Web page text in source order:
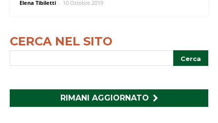
Elena Tibiletti - 10 Ottobre 2019
CERCA NEL SITO
RIMANI AGGIORNATO